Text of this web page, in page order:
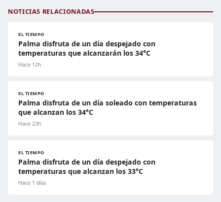
NOTICIAS RELACIONADAS
EL TIEMPO
Palma disfruta de un día despejado con
temperaturas que alcanzarán los 34°C
Hace 12h
EL TIEMPO
Palma disfruta de un día soleado con temperaturas
que alcanzan los 34°C
Hace 23h
EL TIEMPO
Palma disfruta de un día despejado con
temperaturas que alcanzan los 33°C
Hace 1 días